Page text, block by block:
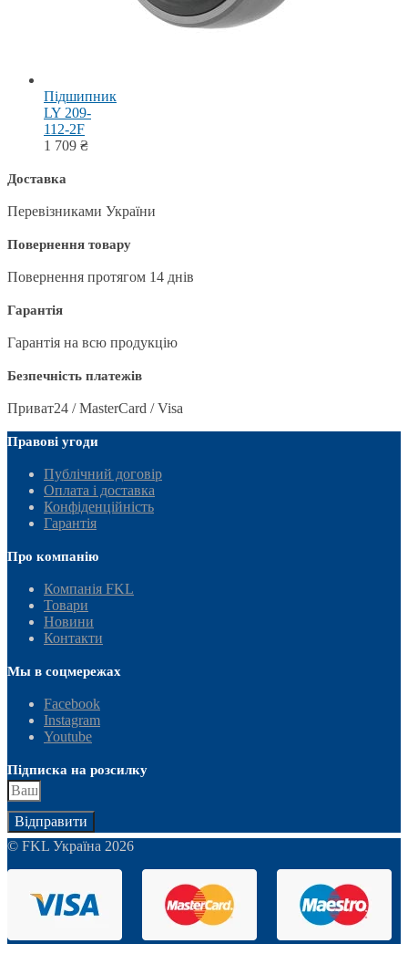
Підшипник
LY 209-
112-2F
1 709 ₴
Доставка
Перевізниками України
Повернення товару
Повернення протягом 14 днів
Гарантія
Гарантія на всю продукцію
Безпечність платежів
Приват24 / MasterCard / Visa
Правові угоди
Публічний договір
Оплата і доставка
Конфіденційність
Гарантія
Про компанію
Компанія FKL
Товари
Новини
Контакти
Мы в соцмережах
Facebook
Instagram
Youtube
Підписка на розсилку
Відправити
© FKL Україна 2026